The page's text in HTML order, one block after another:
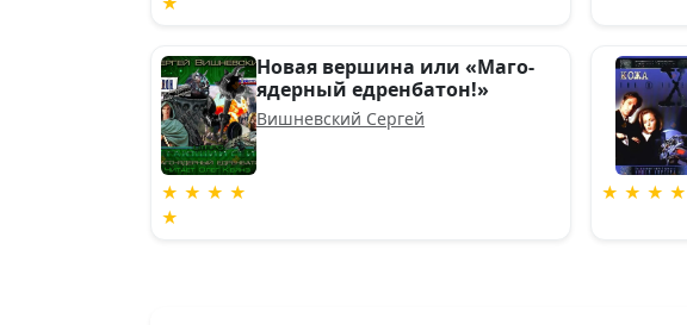
★ ★ ★ ★
★
Новая вершина или «Маго-
ядерный едренбатон!»
Вишневский Сергей
★ ★ ★